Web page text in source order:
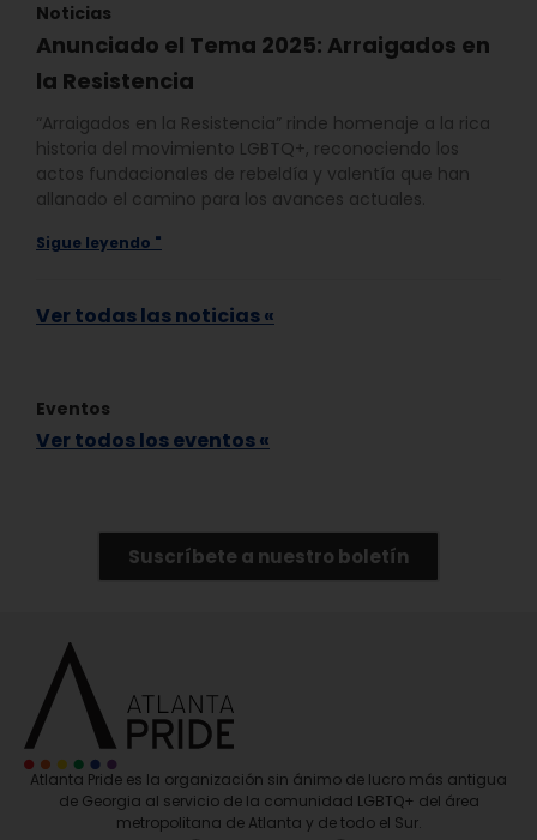
Noticias
Anunciado el Tema 2025: Arraigados en
la Resistencia
“Arraigados en la Resistencia” rinde homenaje a la rica
historia del movimiento LGBTQ+, reconociendo los
actos fundacionales de rebeldía y valentía que han
allanado el camino para los avances actuales.
Sigue leyendo "
Ver todas las noticias «
Eventos
Ver todos los eventos «
Suscríbete a nuestro boletín
Atlanta Pride es la organización sin ánimo de lucro más antigua
de Georgia al servicio de la comunidad LGBTQ+ del área
metropolitana de Atlanta y de todo el Sur.